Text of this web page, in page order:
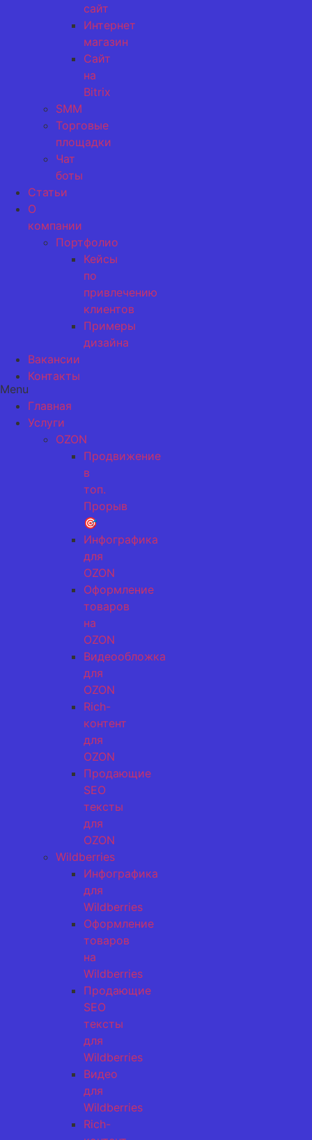
сайт
Интернет
магазин
Сайт
на
Bitrix
SMM
Торговые
площадки
Чат
боты
Статьи
О
компании
Портфолио
Кейсы
по
привлечению
клиентов
Примеры
дизайна
Вакансии
Контакты
Menu
Главная
Услуги
OZON
Продвижение
в
топ.
Прорыв
🎯
Инфографика
для
OZON
Оформление
товаров
на
OZON
Видеообложка
для
OZON
Rich-
контент
для
OZON
Продающие
SEO
тексты
для
OZON
Wildberries
Инфографика
для
Wildberries
Оформление
товаров
на
Wildberries
Продающие
SEO
тексты
для
Wildberries
Видео
для
Wildberries
Rich-